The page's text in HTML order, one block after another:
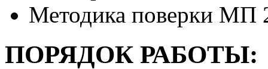
Методика поверки МП
ПОРЯДОК РАБОТЫ: